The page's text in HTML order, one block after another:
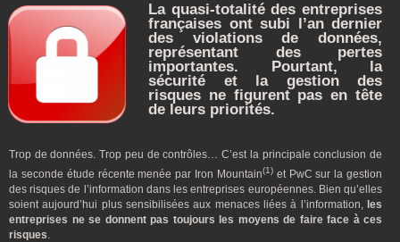
La quasi-totalité des entreprises
françaises ont subi l’an dernier
des violations de données,
représentant des pertes
importantes. Pourtant, la
sécurité et la gestion des
risques ne figurent pas en tête
de leurs priorités.
Trop de données. Trop peu de contrôles… C’est la principale conclusion de
la seconde étude récente menée par Iron Mountain(1)et PwC sur la gestion
des risques de l’information dans les entreprises européennes. Bien qu’elles
soient aujourd’hui plus sensibilisées aux menaces liées à l’information,les
entreprises ne se donnent pas toujours les moyens de faire face à ces
risques.